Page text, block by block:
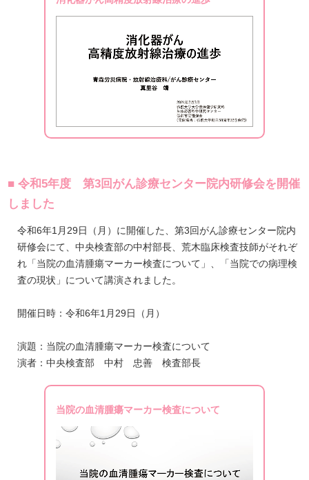
■ 令和5年度 第3回がん診療センター院内研修会を開催
しました
令和6年1月29日（月）に開催した、第3回がん診療センター院内
研修会にて、中央検査部の中村部長、荒木臨床検査技師がそれぞ
れ「当院の血清腫瘍マーカー検査について」、「当院での病理検
査の現状」について講演されました。
開催日時：令和6年1月29日（月）
演題：当院の血清腫瘍マーカー検査について
演者：中央検査部 中村 忠善 検査部長
当院の血清腫瘍マーカー検査について